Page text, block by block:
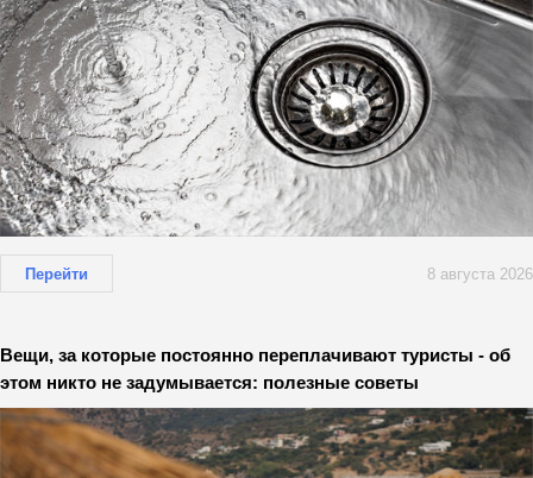
Перейти 8 августа 2026
Вещи, за которые постоянно переплачивают туристы - об
этом никто не задумывается: полезные советы